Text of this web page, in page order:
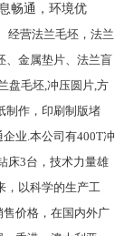
畅通，环境优
经营法兰毛坯，法兰
、金属垫片、法兰盲
盘毛坯,冲压圆片,方
制作，印刷制版堵
业.本公司有400T冲
床3台，技术力量雄
，以科学的生产工
价格，在国内外广